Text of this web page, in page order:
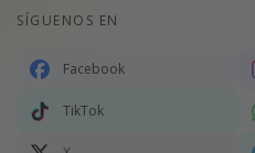
SÍGUENOS EN
Facebook
TikTok